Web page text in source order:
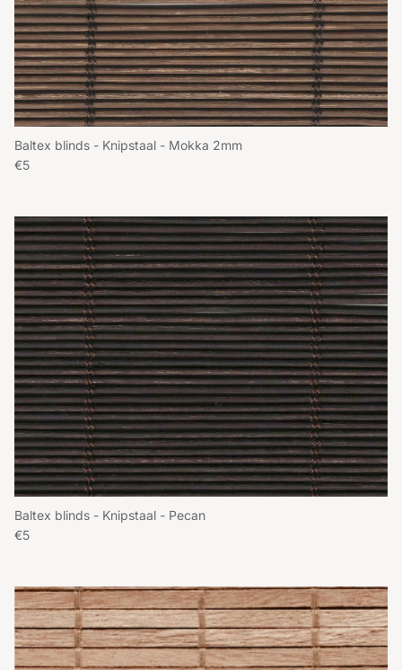
Baltex blinds - Knipstaal - Mokka 2mm
Reguliere prijs
€5
Baltex blinds - Knipstaal - Pecan
Reguliere prijs
€5